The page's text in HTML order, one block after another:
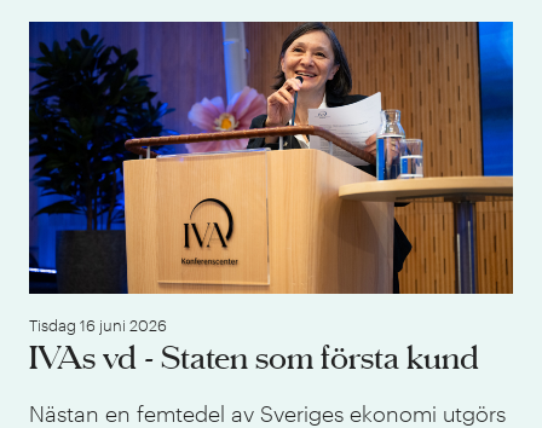
Tisdag 16 juni 2026
IVAs vd - Staten som första kund
Nästan en femtedel av Sveriges ekonomi utgörs